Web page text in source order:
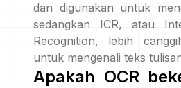
dan digunakan untuk
sedangkan ICR, atau
Recognition, lebih
untuk mengenali teks
Apakah OCR